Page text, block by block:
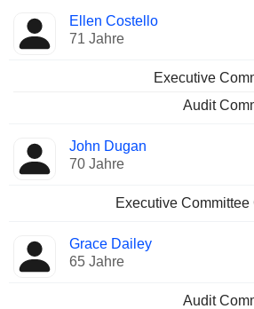
Ellen Costello
71 Jahre
Executive
Audit
John Dugan
70 Jahre
Executive Committee
Grace Dailey
65 Jahre
Audit